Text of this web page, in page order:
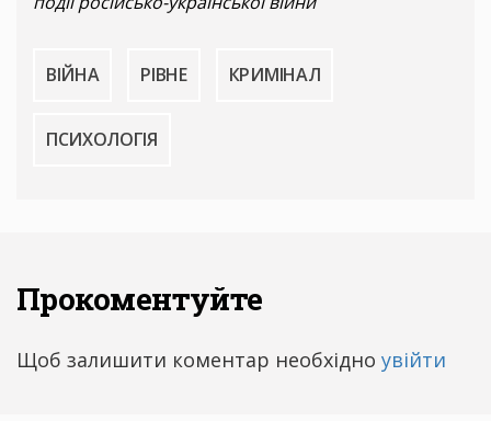
ВІЙНА РІВНЕ КРИМІНАЛ
ПСИХОЛОГІЯ
Прокоментуйте
Щоб залишити коментар необхідно увійти